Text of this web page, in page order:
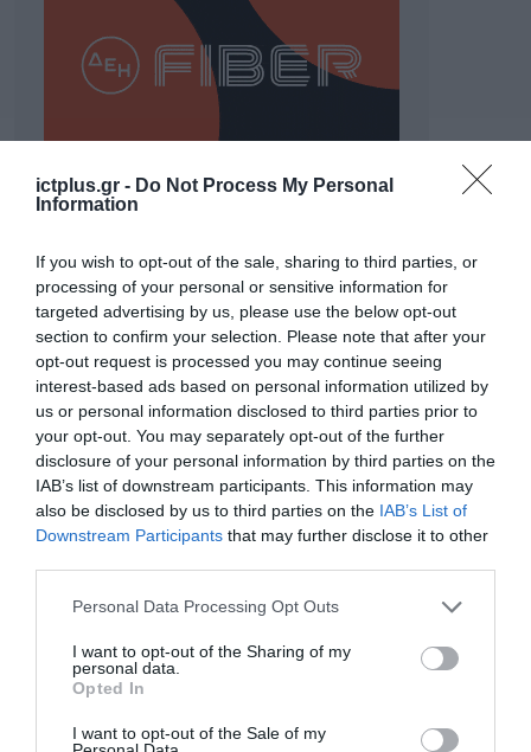
ictplus.gr - Do Not Process My Personal
Information
If you wish to opt-out of the sale, sharing to third parties, or
processing of your personal or sensitive information for
targeted advertising by us, please use the below opt-out
section to confirm your selection. Please note that after your
opt-out request is processed you may continue seeing
interest-based ads based on personal information utilized by
us or personal information disclosed to third parties prior to
your opt-out. You may separately opt-out of the further
disclosure of your personal information by third parties on the
IAB’s list of downstream participants. This information may
also be disclosed by us to third parties on the IAB’s List of
Downstream Participants that may further disclose it to other
Please note that this website/app uses one or more Google
not limited to your visit or usage behaviour. You may click to
grant or deny consent to Google and its third-party tags to
use your data for below specified purposes in below Google
consent section.
Personal Data Processing Opt Outs
I want to opt-out of the Sharing of my
personal data.
Opted In
I want to opt-out of the Sale of my
Το χρηματοδοτούμενο
από την ΕΕ έργο “The
Gaming Police”
ενισχύει την ασφάλεια
των παιδιών στο
διαδίκτυο
31.07.2026
ΑΑΔΕ: Διευκρινίσεις
για τα πρόστιμα σε
παραβάσεις που
αφορούν τους ΦΗΜ
31.07.2026
Σ. Καλαφάτης: «Η
Τεχνητή Νοημοσύνη
νέα τεχνολογία, είναι
επανάσταση»
Νέος οδηγός του ΕΚΤ
για τη χρηματοδότηση
των ελληνικών